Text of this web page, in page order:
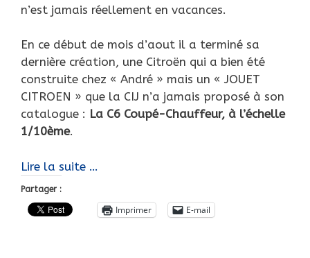
n’est jamais réellement en vacances.
En ce début de mois d’aout il a terminé sa
dernière création, une Citroën qui a bien été
construite chez « André » mais un « JOUET
CITROEN » que la CIJ n’a jamais proposé à son
catalogue : La C6 Coupé-Chauffeur, à l’échelle
1/10ème.
Lire la suite …
vacances,
Citroën
Partager :
Imprimer E-mail